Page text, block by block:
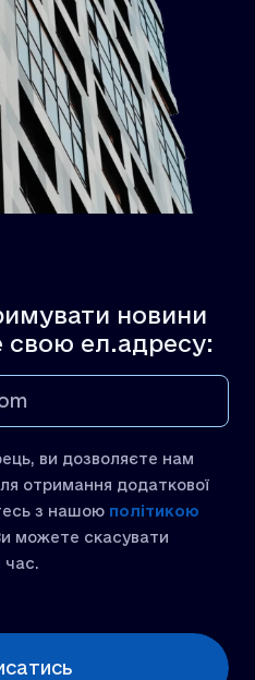
новини
свою ел.адресу:
ви дозволяєте нам
отримання додаткової
з нашою політикою
можете скасувати
час.